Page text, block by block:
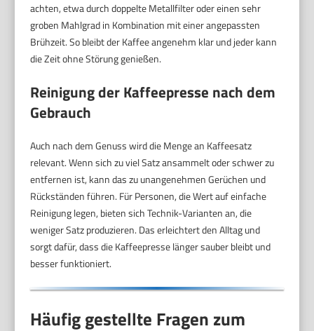
achten, etwa durch doppelte Metallfilter oder einen sehr
groben Mahlgrad in Kombination mit einer angepassten
Brühzeit. So bleibt der Kaffee angenehm klar und jeder kann
die Zeit ohne Störung genießen.
Reinigung der Kaffeepresse nach dem
Gebrauch
Auch nach dem Genuss wird die Menge an Kaffeesatz
relevant. Wenn sich zu viel Satz ansammelt oder schwer zu
entfernen ist, kann das zu unangenehmen Gerüchen und
Rückständen führen. Für Personen, die Wert auf einfache
Reinigung legen, bieten sich Technik-Varianten an, die
weniger Satz produzieren. Das erleichtert den Alltag und
sorgt dafür, dass die Kaffeepresse länger sauber bleibt und
besser funktioniert.
Häufig gestellte Fragen zum